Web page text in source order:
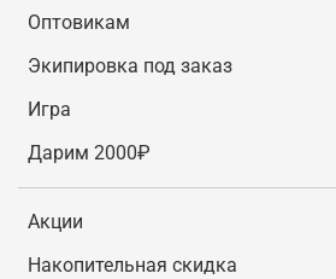
Оптовикам
Экипировка под заказ
Игра
Дарим 2000₽
Акции
Накопительная скидка